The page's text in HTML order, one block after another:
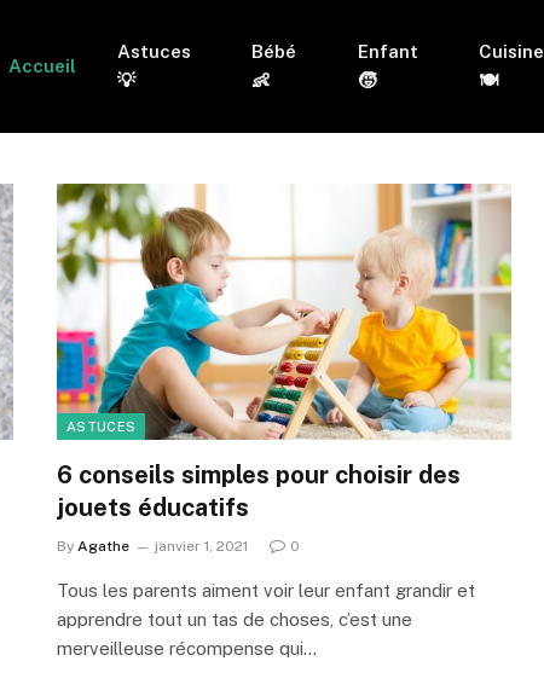
Accueil
Astuces
💡
Bébé
👶
Enfant
🧒
Cuisine
🍽
ASTUCES
6 conseils simples pour choisir des
jouets éducatifs
By Agathe janvier 1, 2021 0
Tous les parents aiment voir leur enfant grandir et
apprendre tout un tas de choses, c’est une
merveilleuse récompense qui…